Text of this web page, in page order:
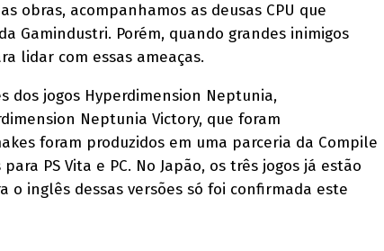
obras, acompanhamos as deusas CPU que
Gamindustri. Porém, quando grandes inimigos
lidar com essas ameaças.
dos jogos Hyperdimension Neptunia,
Neptunia Victory, que foram
foram produzidos em uma parceria da Compile
PS Vita e PC. No Japão, os três jogos já estão
o inglês dessas versões só foi confirmada este